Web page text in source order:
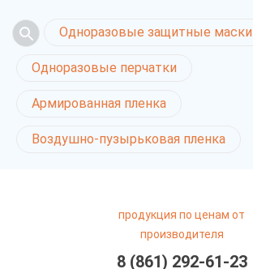
Одноразовые защитные маски
Одноразовые перчатки
Армированная пленка
Воздушно-пузырьковая пленка
продукция по ценам от
производителя
8 (861) 292-61-23